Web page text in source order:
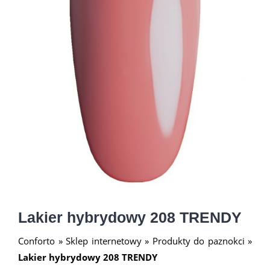
Lakier hybrydowy 208 TRENDY
Conforto » Sklep internetowy» Produkty do paznokci »
Lakier hybrydowy 208 TRENDY